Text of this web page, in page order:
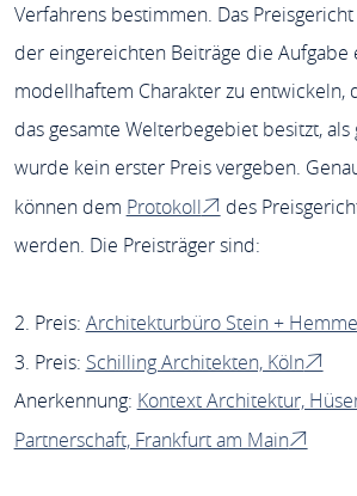
Verfahrens bestimmen. Das
der eingereichten Beiträge die Aufgabe
modellhaftem Charakter zu entwickeln,
das gesamte Welterbegebiet besitzt, als
wurde kein erster Preis vergeben.
können dem Protokoll
des
werden. Die Preisträger sind:
2. Preis: Architekturbüro Stein +
3. Preis: Schilling Architekten, Köln
Anerkennung: Kontext Architektur,
Partnerschaft, Frankfurt am Main